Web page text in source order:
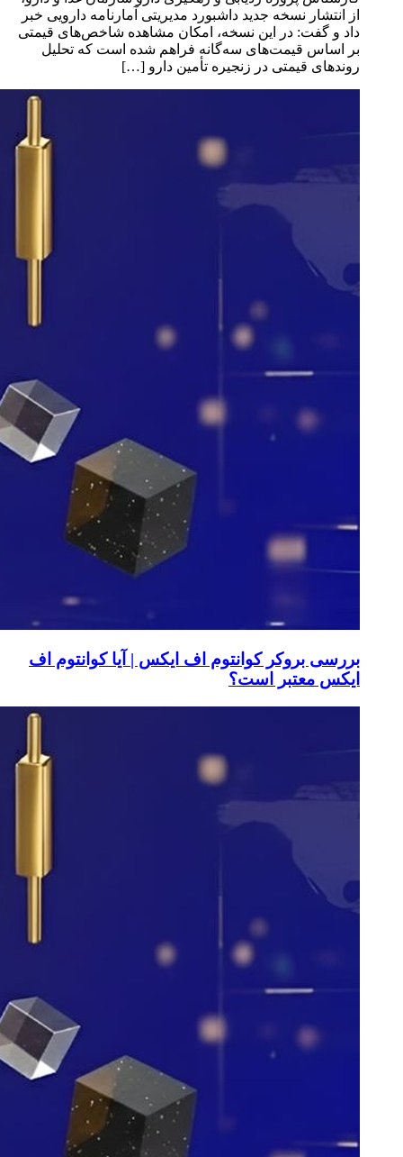
از انتشار نسخه جدید داشبورد مدیریتی آمارنامه دارویی خبر
داد و گفت: در این نسخه، امکان مشاهده شاخص‌های قیمتی
بر اساس قیمت‌های سه‌گانه فراهم شده است که تحلیل
روندهای قیمتی در زنجیره تأمین دارو […]
بررسی بروکر کوانتوم اف ایکس | آیا کوانتوم اف
ایکس معتبر است؟